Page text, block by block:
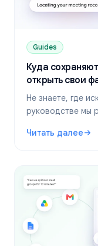
Guides
Куда
открыть свои
Не знаете, где
руководстве мы
устройствах, а
Читать далее
: Куда